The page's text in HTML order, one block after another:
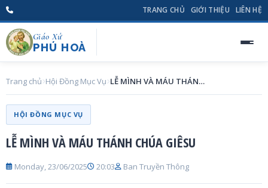
TRANG CHỦ GIỚI THIỆU LIÊN HỆ
Giáo Xứ
PHÚ HOÀ
Trang chủ Hội Đồng Mục Vụ LỄ MÌNH VÀ MÁU THÁNH CHÚA GIÊSU
HỘI ĐỒNG MỤC VỤ
LỄ MÌNH VÀ MÁU THÁNH CHÚA GIÊSU
Monday, 23/06/2025 20:03 Ban Truyền Thông